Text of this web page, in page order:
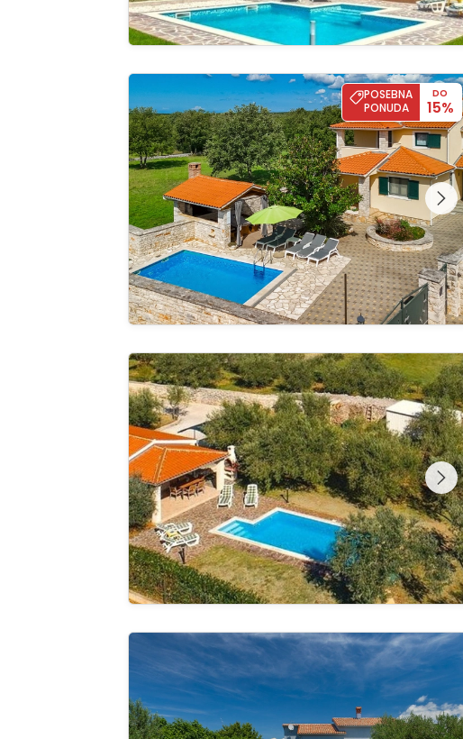
Villa Ulika
POSEBNA
PONUDA
DO
15%
Pregledajte
cijelu galeriju na
Villa Greta
Pregledajte
cijelu galeriju na
Villa Santa Domenica